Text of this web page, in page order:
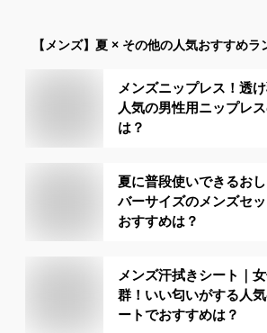
【メンズ】 夏 × その他の人気おすすめラ
メンズニップレス！透
人気の男性用ニップレ
は？
夏に普段使いできるお
バーサイズのメンズセ
おすすめは？
メンズ汗拭きシート｜
群！いい匂いがする人
ートでおすすめは？